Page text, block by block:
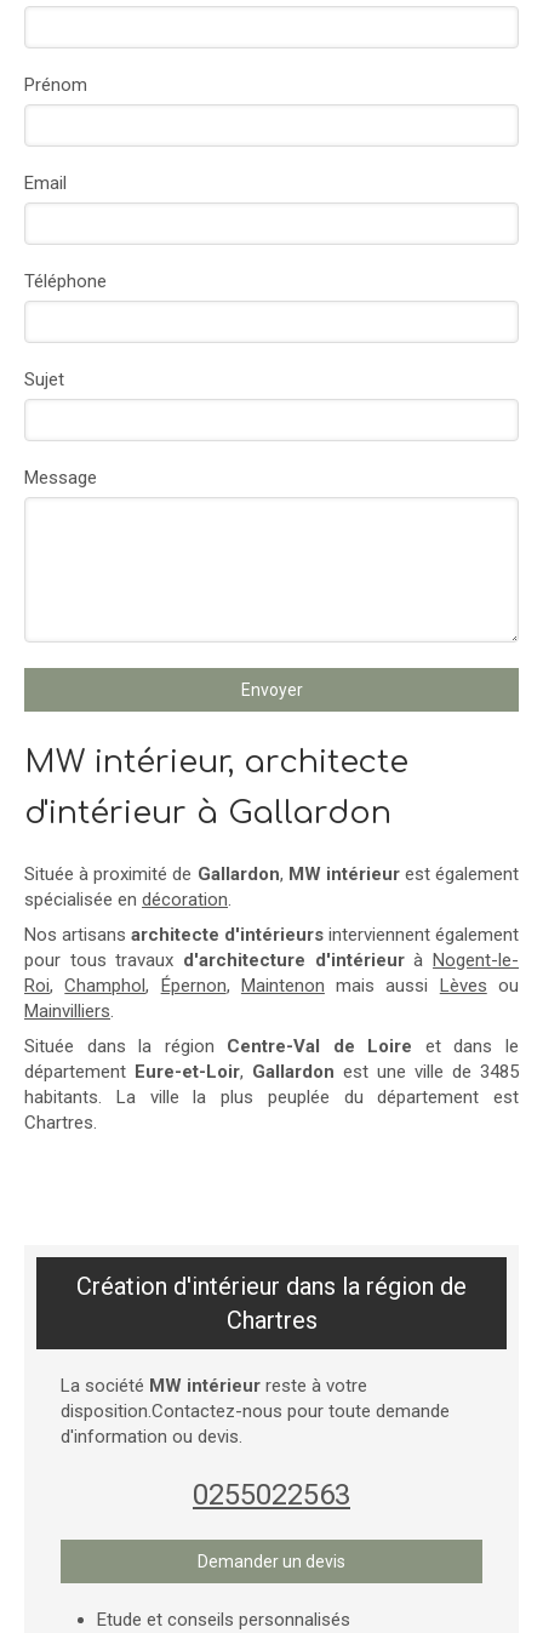
Prénom
Email
Téléphone
Sujet
Message
Envoyer
MW intérieur, architecte
d'intérieur à Gallardon
Située à proximité de Gallardon, MW intérieurest également
spécialisée en décoration.
Nos artisans architecte d'intérieurs interviennent également
pour tous travaux d'architecture d'intérieurà Nogent-le-
Roi,Champhol, Épernon, Maintenon mais aussi Lèves ou
Mainvilliers.
Située dans la région Centre-Val de Loire et dans le
département Eure-et-Loir, Gallardon est une ville de 3485
habitants. La ville la plus peuplée du département est
Chartres.
Création d'intérieur dans la région de
Chartres
La société MW intérieur reste à votre
disposition.Contactez-nous pour toute demande
d'information ou devis.
0255022563
Demander un devis
Etude et conseils personnalisés